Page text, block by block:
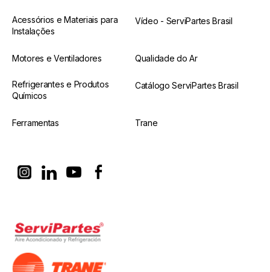
Acessórios e Materiais para
Instalações
Vídeo - ServiPartes Brasil
Motores e Ventiladores Qualidade do Ar
Refrigerantes e Produtos
Químicos
Catálogo ServiPartes Brasil
Ferramentas Trane